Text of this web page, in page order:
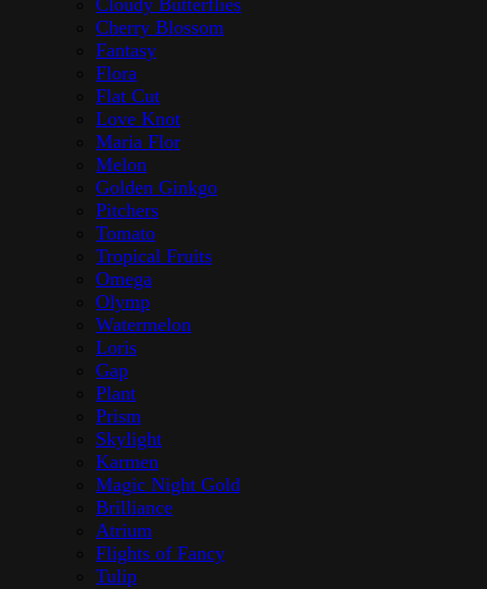
Cherry Blossom
Fantasy
Flora
Flat Cut
Love Knot
Maria Flor
Melon
Golden Ginkgo
Pitchers
Tomato
Tropical Fruits
Omega
Olymp
Watermelon
Loris
Gap
Plant
Prism
Skylight
Karmen
Magic Night Gold
Brilliance
Atrium
Flights of Fancy
Tulip